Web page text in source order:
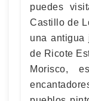
puedes
Castillo de
una
de Ricote
Morisco,